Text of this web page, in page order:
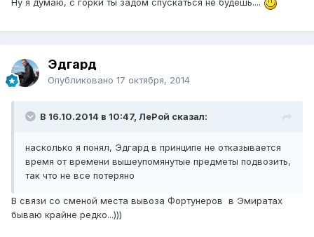
Ну я думаю, с горки ты задом спускаться не будешь....
Эдгард
Опубликовано 17 октября, 2014
В 16.10.2014 в 10:47, ЛеРой сказал:
насколько я понял, Эдгард в принципе не отказывается
время от времени вышеупомянутые предметы подвозить,
так что не все потеряно
В связи со сменой места вывоза Фортунеров в Эмиратах
бываю крайне редко...)))